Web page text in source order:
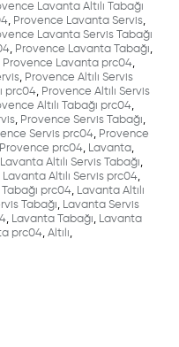
Lavanta Altılı Tabağı
, Provence Lavanta Servis,
Lavanta Servis Tabağı
, Provence Lavanta Tabağı,
Provence Lavanta prc04,
, Provence Altılı Servis
prc04, Provence Altılı Servis
Altılı Tabağı prc04,
, Provence Servis Tabağı,
Servis prc04, Provence
Provence prc04, Lavanta,
Lavanta Altılı Servis Tabağı,
Lavanta Altılı Servis prc04,
Tabağı prc04, Lavanta Altılı
Tabağı, Lavanta Servis
, Lavanta Tabağı, Lavanta
prc04, Altılı,